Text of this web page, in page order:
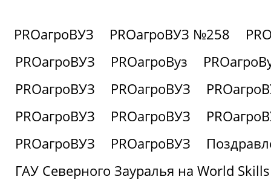
PROагроВУЗ PROагроВУЗ №258
PROагроВУЗ
PROагроВуз
PROагроВУЗ
PROагроВУЗ
PROагроВУЗ
PROагроВУЗ
PROагроВУЗ
PROагроВУЗ
ГАУ Северного Зауралья на World